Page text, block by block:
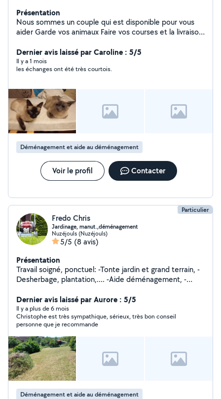
Présentation
Nous sommes un couple qui est disponible pour vous
aider Garde vos animaux Faire vos courses et la livraison
faire un potager Garde d'enfants Dame de compagnie
(discuter, promenade, lecture ) Porter des meubles
Porté des cartons de déménagement Aide a déplacer
Dernier avis laissé par Caroline : 5/5
Il y a 1 mois
les échanges ont été très courtois.
Déménagement et aide au déménagement
Voir le profil Contacter
Particulier
Fredo Chris
Jardinage, manut.,déménagement
Nuzéjouls (Nuzéjouls)
5/5 (8 avis)
Présentation
Travail soigné, ponctuel: -Tonte jardin et grand terrain, -
Desherbage, plantation,.... -Aide déménagement, -
Dernier avis laissé par Aurore : 5/5
Il y a plus de 6 mois
Christophe est très sympathique, sérieux, très bon conseil
personne que je recommande
Déménagement et aide au déménagement